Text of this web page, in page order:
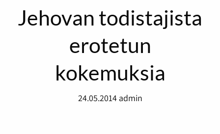
Jehovan todistajista
erotetun
kokemuksia
24.05.2014 admin